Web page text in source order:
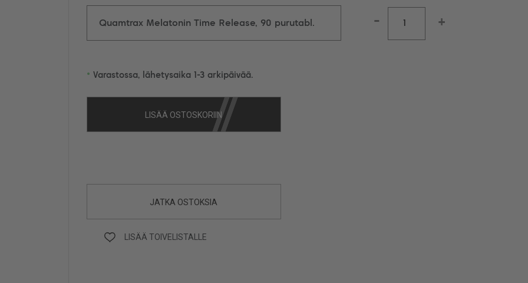
- +
Quamtrax Melatonin Time Release, 90 purutabl.
LISÄÄ OSTOSKORIIN
• Varastossa, lähetysaika 1-3 arkipäivää.
JATKA OSTOKSIA
LISÄÄ TOIVELISTALLE